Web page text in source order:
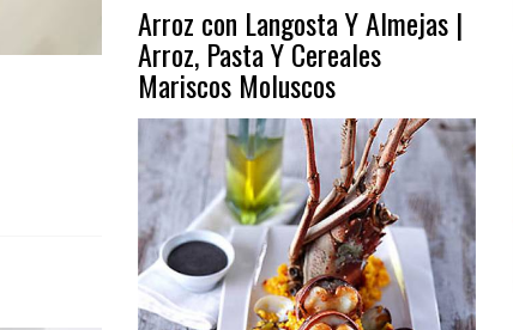
Arroz con Langosta Y Almejas |
Arroz, Pasta Y Cereales
Mariscos Moluscos